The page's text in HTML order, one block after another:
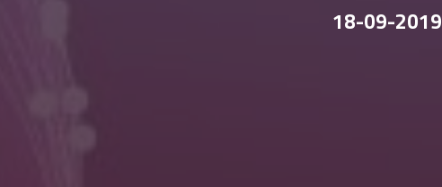
18-09-2019